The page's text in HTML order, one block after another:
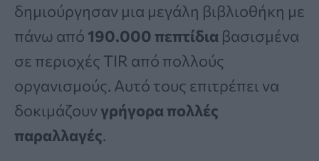
δημιούργησαν μια μεγάλη βιβλιοθήκη με
πάνω από 190.000 πεπτίδια βασισμένα
σε περιοχές TIR από πολλούς
οργανισμούς. Αυτό τους επιτρέπει να
δοκιμάζουνγρήγορα πολλές
παραλλαγές.